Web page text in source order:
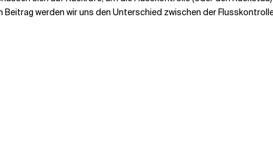
werden wir uns den Unterschied zwischen der